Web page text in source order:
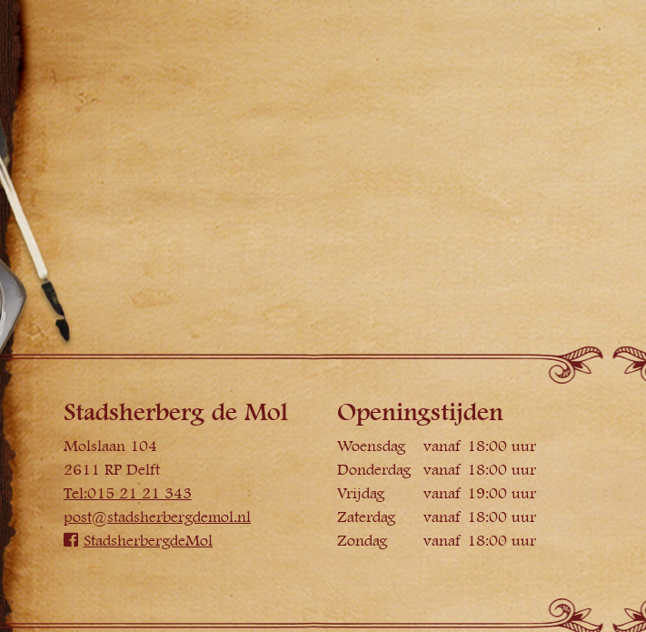
Stadsherberg de Mol
Molslaan 104
2611 RP Delft
Tel:015 21 21 343
post@stadsherbergdemol.nl
StadsherbergdeMol
Openingstijden
Woensdag
vanaf 18:00 uur
Donderdag
vanaf 18:00 uur
Vrijdag
vanaf 19:00 uur
Zaterdag
vanaf 18:00 uur
Zondag
vanaf 18:00 uur